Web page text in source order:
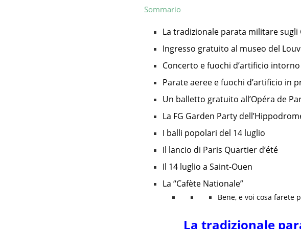
Sommario
La tradizionale parata militare sugli
Ingresso gratuito al museo del
Concerto e fuochi d’artificio
Parate aeree e fuochi d’artificio in
Un balletto gratuito all’Opéra de
La FG Garden Party
I balli popolari del 14 luglio
Il lancio di Paris Quartier d’été
Il 14 luglio a Saint-Ouen
La “Cafète Nationale”
Bene, e voi cosa farete
La tradizionale